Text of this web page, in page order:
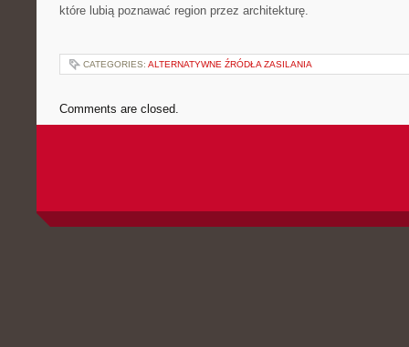
które lubią poznawać region przez architekturę.
CATEGORIES: ALTERNATYWNE ŹRÓDŁA ZASILANIA
Comments are closed.